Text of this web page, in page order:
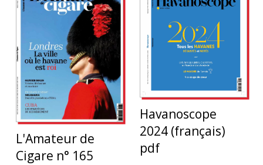
L'Amateur de
Cigare n° 165
Havanoscope
2024 (français)
pdf